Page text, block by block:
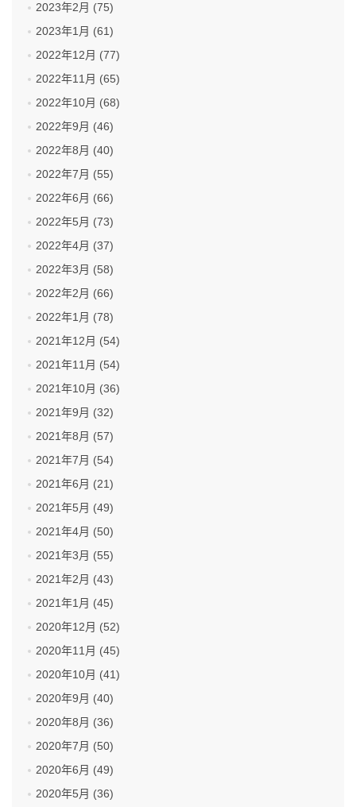
2023年2月 (75)
2023年1月 (61)
2022年12月 (77)
2022年11月 (65)
2022年10月 (68)
2022年9月 (46)
2022年8月 (40)
2022年7月 (55)
2022年6月 (66)
2022年5月 (73)
2022年4月 (37)
2022年3月 (58)
2022年2月 (66)
2022年1月 (78)
2021年12月 (54)
2021年11月 (54)
2021年10月 (36)
2021年9月 (32)
2021年8月 (57)
2021年7月 (54)
2021年6月 (21)
2021年5月 (49)
2021年4月 (50)
2021年3月 (55)
2021年2月 (43)
2021年1月 (45)
2020年12月 (52)
2020年11月 (45)
2020年10月 (41)
2020年9月 (40)
2020年8月 (36)
2020年7月 (50)
2020年6月 (49)
2020年5月 (36)